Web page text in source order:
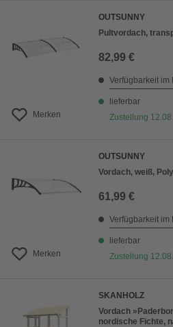
Merken
OUTSUNNY
Pultvordach,
82,99 €
Verfügbarkeit im
lieferbar
Zustellung
Merken
OUTSUNNY
Vordach, weiß,
61,99 €
Verfügbarkeit im
lieferbar
Zustellung
SKANHOLZ
Vordach
nordische Fichte,